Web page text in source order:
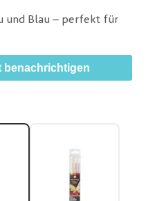
und Blau – perfekt für
benachrichtigen